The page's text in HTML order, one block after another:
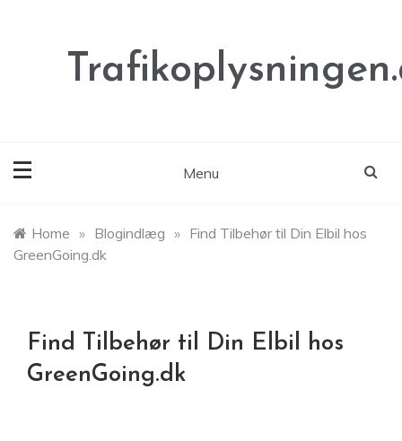
Menu
Home » Blogindlæg » Find Tilbehør til Din Elbil hos
GreenGoing.dk
Find Tilbehør til Din Elbil hos
GreenGoing.dk